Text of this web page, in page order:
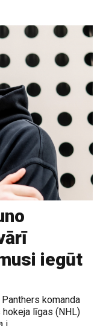
iegūt
komanda
līgas (NHL)